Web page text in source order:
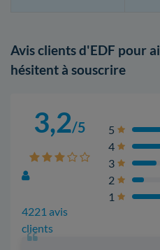
Avis clients d'EDF pour
hésitent à souscrire
3,2/5
4221 avis
clients
5
4
3
2
1